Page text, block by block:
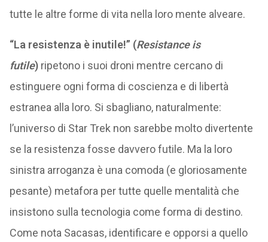
tutte le altre forme di vita nella loro mente alveare.
“La resistenza è inutile!” (Resistance is
futile)ripetono i suoi droni mentre cercano di
estinguere ogni forma di coscienza e di libertà
estranea alla loro. Si sbagliano, naturalmente:
l’universo di Star Trek non sarebbe molto divertente
se la resistenza fosse davvero futile. Ma la loro
sinistra arroganza è una comoda (e gloriosamente
pesante) metafora per tutte quelle mentalità che
insistono sulla tecnologia come forma di destino.
Come nota Sacasas, identificare e opporsi a quello